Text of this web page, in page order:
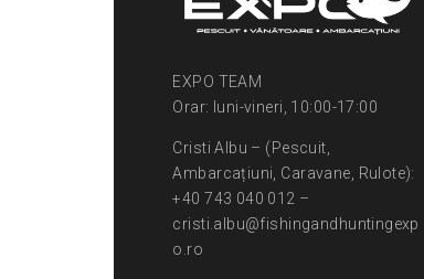
EXPO TEAM
Orar: luni-vineri, 10:00-17:00
Cristi Albu – (Pescuit,
Ambarcațiuni, Caravane, Rulote):
+40 743 040 012 –
cristi.albu@fishingandhuntingexp
o.ro